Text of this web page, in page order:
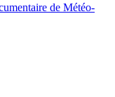
de Météo-